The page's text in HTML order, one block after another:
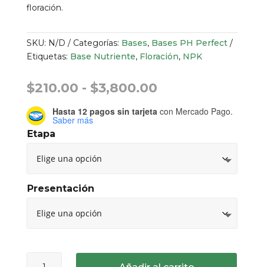
floración.
SKU: N/D Categorías: Bases, Bases PH Perfect
Etiquetas: Base Nutriente, Floración, NPK
$210.00 - $3,800.00Rango
precios:
Hasta 12 pagos sin tarjeta con Mercado Pago.
Saber más
Etapa
Presentación